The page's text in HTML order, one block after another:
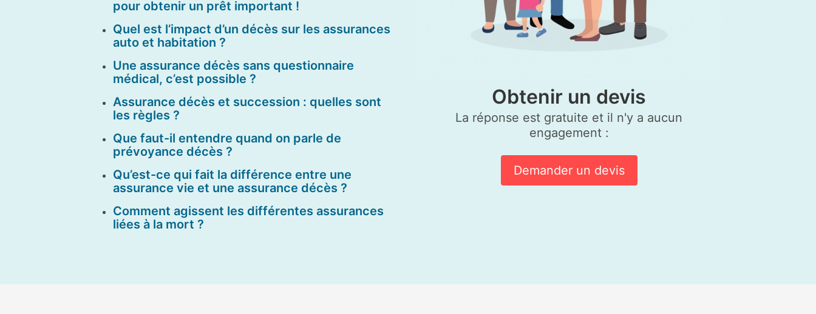
pour obtenir un prêt important !
Quel est l’impact d’un décès sur les assurances
auto et habitation ?
Une assurance décès sans questionnaire
médical, c’est possible ?
Assurance décès et succession : quelles sont
les règles ?
Que faut-il entendre quand on parle de
prévoyance décès ?
Qu’est-ce qui fait la différence entre une
assurance vie et une assurance décès ?
Comment agissent les différentes assurances
liées à la mort ?
Obtenir un devis
La réponse est gratuite et il n'y a aucun
engagement :
Demander un devis